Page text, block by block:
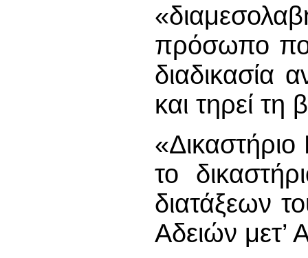
πρόσωπο
διαδικασία
και τηρεί τη
το
διατάξεων
Αδειών